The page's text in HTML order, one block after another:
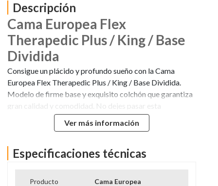
Descripción
Cama Europea Flex
Therapedic Plus / King / Base
Dividida
Consigue un plácido y profundo sueño con la Cama
Europea Flex Therapedic Plus / King / Base Dividida.
Modelo de firme base y exquisito colchón que garantiza
gran calidad y comodidad. No dejes pasar esta
oportunidad y cómprala en Hites
https://www.hites.com/on/demandware.static/-/Sites-
Ver más información
Especificaciones técnicas
Producto Cama Europea